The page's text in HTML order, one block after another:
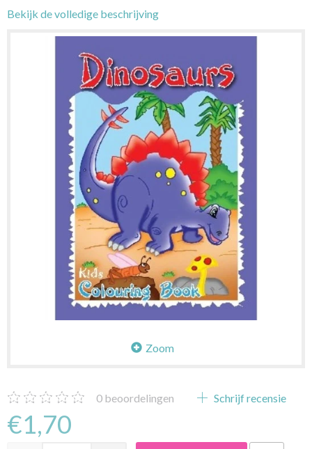
Bekijk de volledige beschrijving
Zoom
0 beoordelingen Schrijf recensie
€1,70